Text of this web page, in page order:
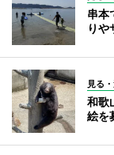
串本
りや
見る
和歌
絵を